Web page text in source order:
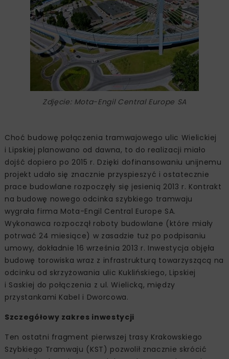
Zdjęcie: Mota-Engil Central Europe SA
Choć budowę połączenia tramwajowego ulic Wielickiej
i Lipskiej planowano od dawna, to do realizacji miało
dojść dopiero po 2015 r. Dzięki dofinansowaniu unijnemu
projekt udało się znacznie przyspieszyć i ostatecznie
prace budowlane rozpoczęły się jesienią 2013 r. Kontrakt
na budowę nowego odcinka szybkiego tramwaju
wygrała firma Mota-Engil Central Europe SA.
Wykonawca rozpoczął roboty budowlane (które miały
potrwać 24 miesiące) w zasadzie tuż po podpisaniu
umowy, dokładnie 16 września 2013 r. Inwestycja objęła
budowę torowiska wraz z infrastrukturą towarzyszącą na
odcinku od skrzyżowania ulic Kuklińskiego, Lipskiej
i Saskiej do połączenia z ul. Wielicką, między
przystankami Kabel i Dworcowa.
Szczegółowy zakres inwestycji
Ten ostatni fragment pierwszej trasy Krakowskiego
Szybkiego Tramwaju (KST) pozwolił znacznie skrócić